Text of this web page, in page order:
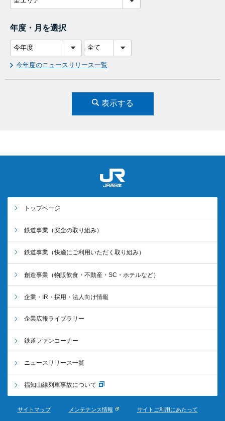
年度・月を選択
今年度のニュースリリース一覧
表示する
トップページ
鉄道事業 （安全の取り組み）
鉄道事業 （快適にご利用いただく取り組み）
創造事業 （物販飲食・不動産・SC・ホテルなど）
企業・IR・採用・法人向け情報
企業広報ライブラリー
鉄道ファンコーナー
ニュースリリース一覧
福知山線列車事故について
サイトマップ メンテナンス情報 サイトご利用にあたって